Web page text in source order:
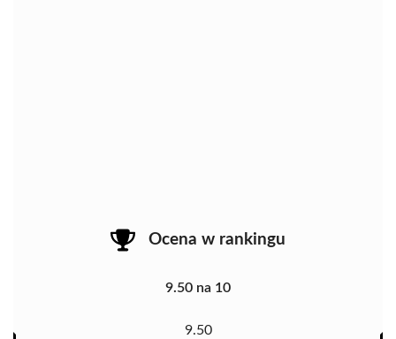
Ocena w rankingu
9.50 na 10
9.50